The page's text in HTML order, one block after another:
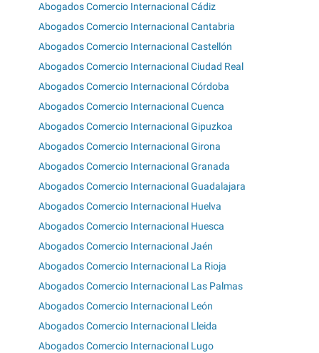
Abogados Comercio Internacional Cádiz
Abogados Comercio Internacional Cantabria
Abogados Comercio Internacional Castellón
Abogados Comercio Internacional Ciudad Real
Abogados Comercio Internacional Córdoba
Abogados Comercio Internacional Cuenca
Abogados Comercio Internacional Gipuzkoa
Abogados Comercio Internacional Girona
Abogados Comercio Internacional Granada
Abogados Comercio Internacional Guadalajara
Abogados Comercio Internacional Huelva
Abogados Comercio Internacional Huesca
Abogados Comercio Internacional Jaén
Abogados Comercio Internacional La Rioja
Abogados Comercio Internacional Las Palmas
Abogados Comercio Internacional León
Abogados Comercio Internacional Lleida
Abogados Comercio Internacional Lugo